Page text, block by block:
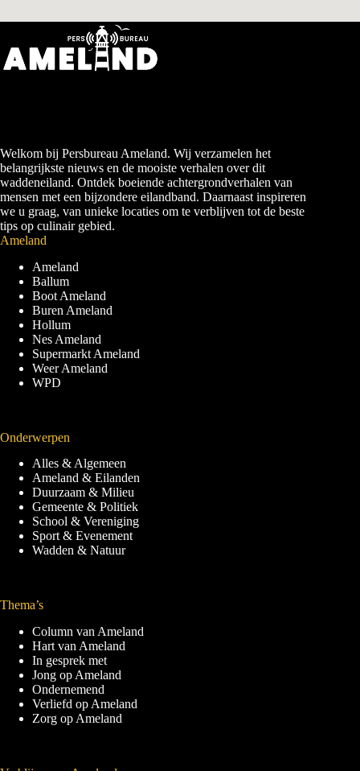
Welkom bij Persbureau Ameland. Wij verzamelen het
belangrijkste nieuws en de mooiste verhalen over dit
waddeneiland. Ontdek boeiende achtergrondverhalen van
mensen met een bijzondere eilandband. Daarnaast inspireren
we u graag, van unieke locaties om te verblijven tot de beste
tips op culinair gebied.
Ameland
Ameland
Ballum
Boot Ameland
Buren Ameland
Hollum
Nes Ameland
Supermarkt Ameland
Weer Ameland
WPD
Onderwerpen
Alles & Algemeen
Ameland & Eilanden
Duurzaam & Milieu
Gemeente & Politiek
School & Vereniging
Sport & Evenement
Wadden & Natuur
Thema’s
Column van Ameland
Hart van Ameland
In gesprek met
Jong op Ameland
Ondernemend
Verliefd op Ameland
Zorg op Ameland